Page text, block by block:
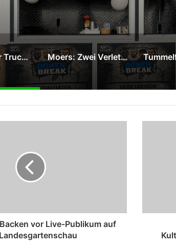
Moers: Zwei Verletzte bei Verkehrsunfall auf der Venloer Straße Tummelferien: Sparkasse am Niederrhein überreicht 1.000-Euro-Spende
vor Live-Publikum auf